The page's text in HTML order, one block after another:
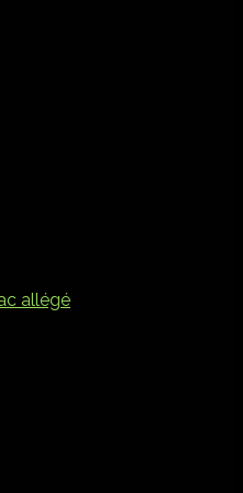
allégé